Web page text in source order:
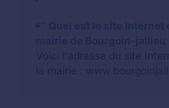
Quel est le site Internet
mairie de Bourgoin-jallieu
Voici l'adresse du site
la mairie :